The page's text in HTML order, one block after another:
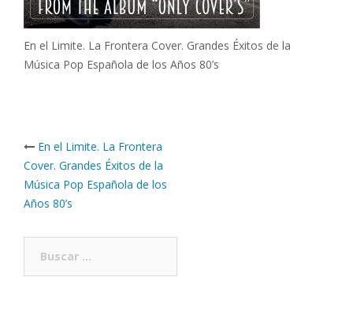
En el Limite. La Frontera Cover. Grandes Éxitos de la
Música Pop Española de los Años 80’s
Post
navigation
En el Limite. La Frontera
Cover. Grandes Éxitos de la
Música Pop Española de los
Años 80’s